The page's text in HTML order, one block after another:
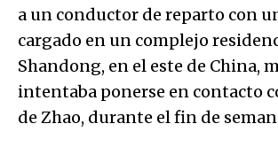
a un conductor de reparto con
cargado en un complejo
Shandong, en el este de China,
intentaba ponerse en contacto
de Zhao, durante el fin de